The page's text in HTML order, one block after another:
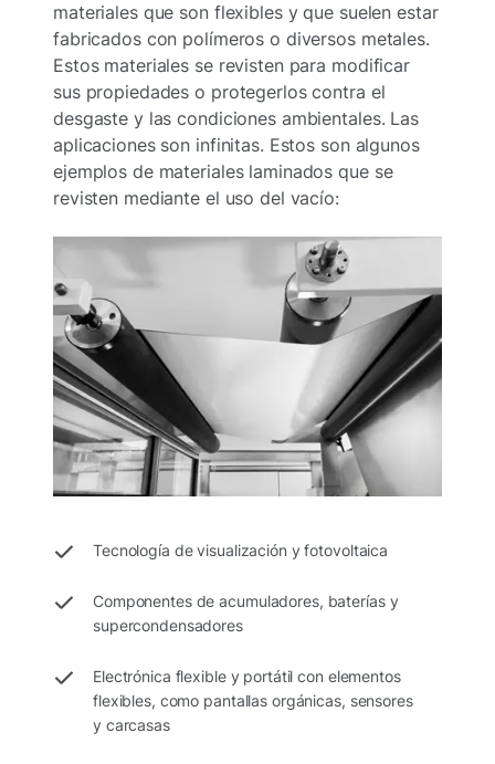
materiales que son flexibles y que suelen estar
fabricados con polímeros o diversos metales.
Estos materiales se revisten para modificar
sus propiedades o protegerlos contra el
desgaste y las condiciones ambientales. Las
aplicaciones son infinitas. Estos son algunos
ejemplos de materiales laminados que se
revisten mediante el uso del vacío:
Tecnología de visualización y fotovoltaica
Componentes de acumuladores, baterías y
supercondensadores
Electrónica flexible y portátil con elementos
flexibles, como pantallas orgánicas, sensores
y carcasas